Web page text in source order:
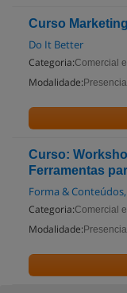
Curso
Do It Better
Categoria:Comercial
Modalidade: Presencial
Curso:
Ferramentas
Forma &
Categoria:Comercial
Modalidade: Presencial